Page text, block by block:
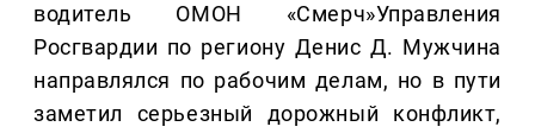
водитель ОМОН «Смерч»Управления
Росгвардии по региону Денис Д. Мужчина
направлялся по рабочим делам, но в пути
заметил серьезный дорожный конфликт,